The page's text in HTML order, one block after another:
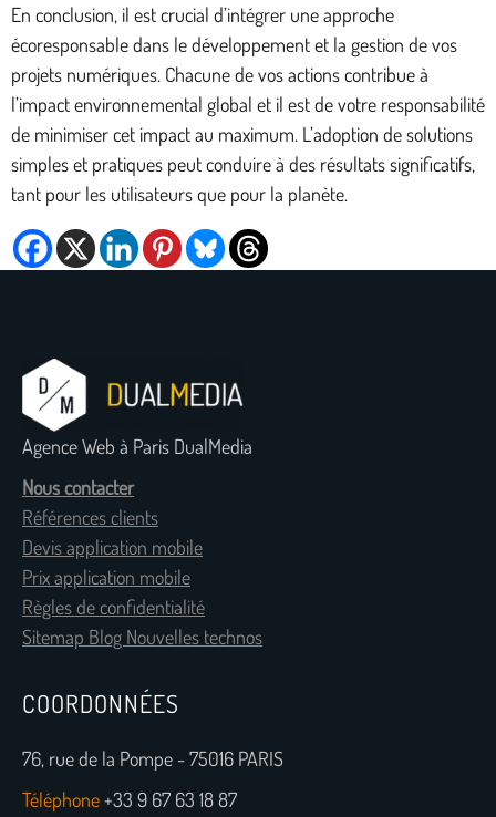
En conclusion, il est crucial d’intégrer une approche
écoresponsable dans le développement et la gestion de vos
projets numériques. Chacune de vos actions contribue à
l’impact environnemental global et il est de votre responsabilité
de minimiser cet impact au maximum. L’adoption de solutions
simples et pratiques peut conduire à des résultats significatifs,
tant pour les utilisateurs que pour la planète.
Agence Web à Paris DualMedia
Nous contacter
Références clients
Devis application mobile
Prix application mobile
Règles de confidentialité
Sitemap Blog Nouvelles technos
COORDONNÉES
76, rue de la Pompe - 75016 PARIS
Téléphone+33 9 67 63 18 87